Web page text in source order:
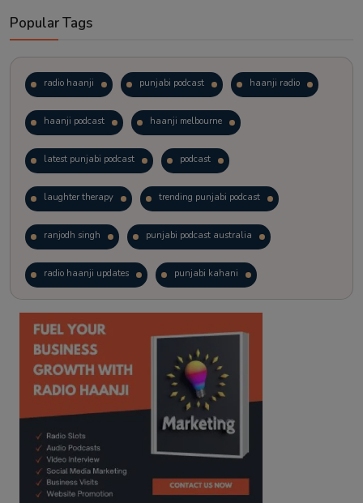
Popular Tags
radio haanji punjabi podcast haanji radio
haanji podcast haanji melbourne
latest punjabi podcast podcast
laughter therapy trending punjabi podcast
ranjodh singh punjabi podcast australia
radio haanji updates punjabi kahani
kitaab kahani punjabi story